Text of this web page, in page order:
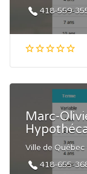
418-559-
Marc-
Ville de Québec
418-655-